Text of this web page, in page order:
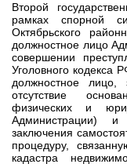
Второй
рамках спорной
Октябрьского
должностное лицо
совершении
Уголовного кодекса
должностное
отсутствие
физических и
Администрации) и
заключения
процедуру,
кадастра